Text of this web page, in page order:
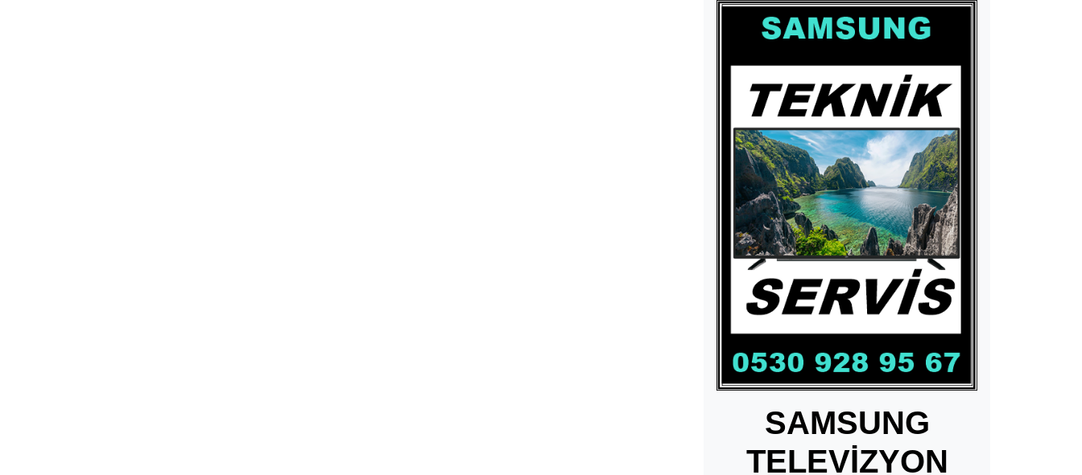
SAMSUNG
TELEVİZYON